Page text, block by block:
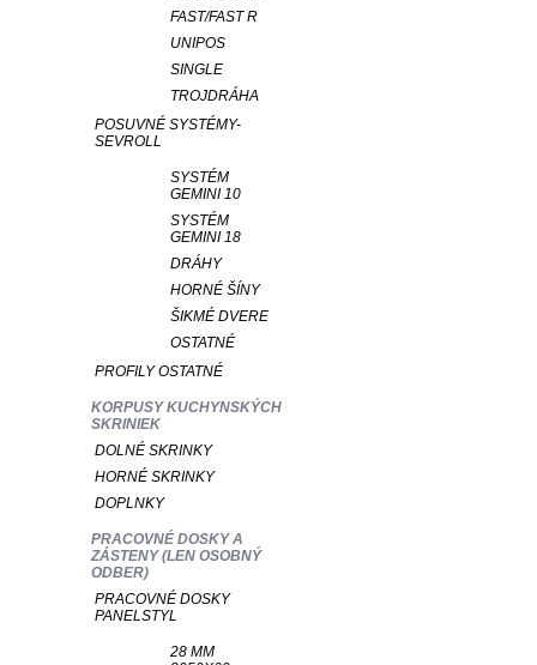
FAST/FAST R
UNIPOS
SINGLE
TROJDRÁHA
POSUVNÉ SYSTÉMY-
SEVROLL
SYSTÉM
GEMINI 10
SYSTÉM
GEMINI 18
DRÁHY
HORNÉ ŠÍNY
ŠIKMÉ DVERE
OSTATNÉ
PROFILY OSTATNÉ
KORPUSY KUCHYNSKÝCH
SKRINIEK
DOLNÉ SKRINKY
HORNÉ SKRINKY
DOPLNKY
PRACOVNÉ DOSKY A
ZÁSTENY (LEN OSOBNÝ
ODBER)
PRACOVNÉ DOSKY
PANELSTYL
28 MM